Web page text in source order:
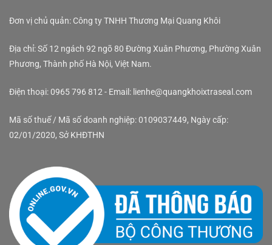
Đơn vị chủ quản: Công ty TNHH Thương Mại Quang Khôi
Địa chỉ: Số 12 ngách 92 ngõ 80 Đường Xuân Phương, Phường Xuân
Phương, Thành phố Hà Nội, Việt Nam.
Điện thoại: 0965 796 812 - Email: lienhe@quangkhoixtraseal.com
Mã số thuế / Mã số doanh nghiệp: 0109037449, Ngày cấp:
02/01/2020, Sở KHĐTHN